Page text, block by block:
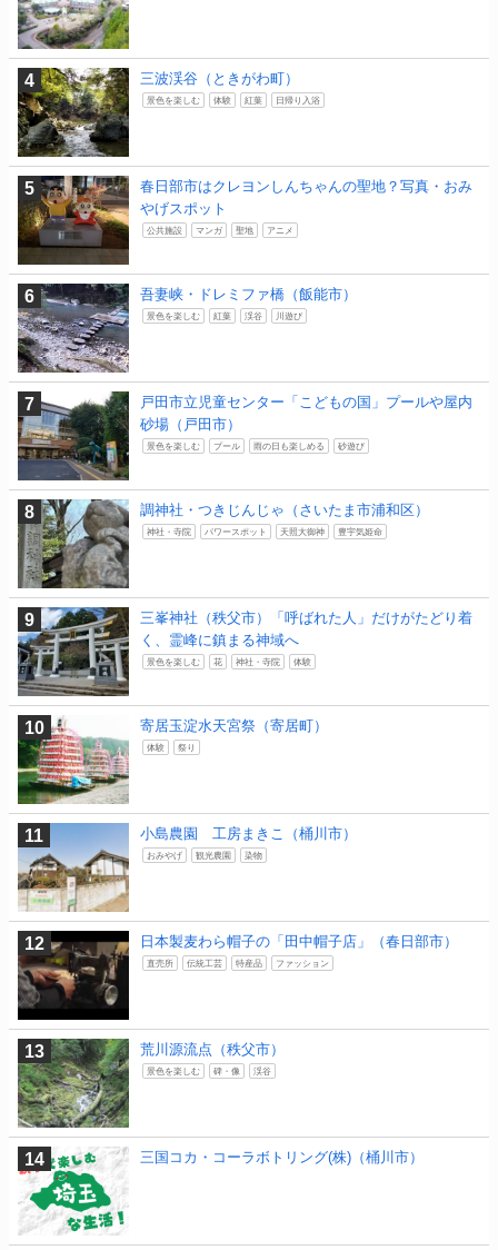
三波渓谷（ときがわ町）
景色を楽しむ 体験 紅葉 日帰り入浴
春日部市はクレヨンしんちゃんの聖地？写真・おみ
やげスポット
公共施設 マンガ 聖地 アニメ
吾妻峡・ドレミファ橋（飯能市）
景色を楽しむ 紅葉 渓谷 川遊び
戸田市立児童センター「こどもの国」プールや屋内
砂場（戸田市）
景色を楽しむ プール 雨の日も楽しめる 砂遊び
調神社・つきじんじゃ（さいたま市浦和区）
神社・寺院 パワースポット 天照大御神 豊宇気姫命
三峯神社（秩父市）「呼ばれた人」だけがたどり着
く、霊峰に鎮まる神域へ
景色を楽しむ 花 神社・寺院 体験
寄居玉淀水天宮祭（寄居町）
体験 祭り
小島農園 工房まきこ（桶川市）
おみやげ 観光農園 染物
日本製麦わら帽子の「田中帽子店」（春日部市）
直売所 伝統工芸 特産品 ファッション
荒川源流点（秩父市）
景色を楽しむ 碑・像 渓谷
三国コカ・コーラボトリング(株)（桶川市）